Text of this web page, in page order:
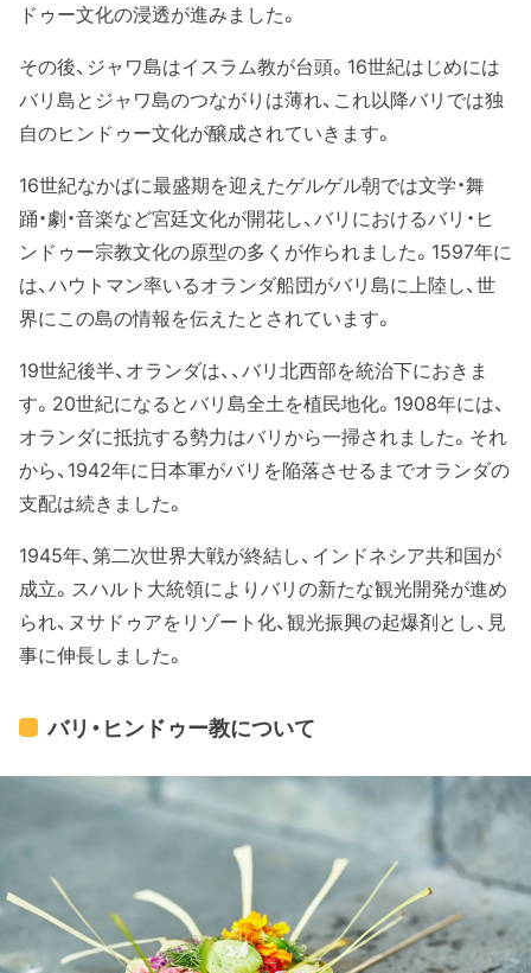
ドゥー文化の浸透が進みました。
その後、ジャワ島はイスラム教が台頭。16世紀はじめには
バリ島とジャワ島のつながりは薄れ、これ以降バリでは独
自のヒンドゥー文化が醸成されていきます。
16世紀なかばに最盛期を迎えたゲルゲル朝では文学・舞
踊・劇・音楽など宮廷文化が開花し、バリにおけるバリ・ヒ
ンドゥー宗教文化の原型の多くが作られました。1597年に
は、ハウトマン率いるオランダ船団がバリ島に上陸し、世
界にこの島の情報を伝えたとされています。
19世紀後半、オランダは、、バリ北西部を統治下におきま
す。20世紀になるとバリ島全土を植民地化。1908年には、
オランダに抵抗する勢力はバリから一掃されました。それ
から、1942年に日本軍がバリを陥落させるまでオランダの
支配は続きました。
1945年、第二次世界大戦が終結し、インドネシア共和国が
成立。スハルト大統領によりバリの新たな観光開発が進め
られ、ヌサドゥアをリゾート化、観光振興の起爆剤とし、見
事に伸長しました。
バリ・ヒンドゥー教について